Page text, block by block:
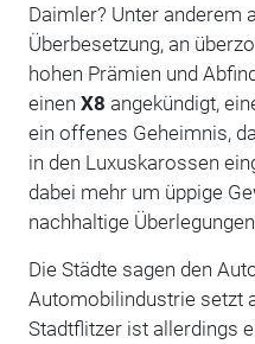
Daimler? Unter anderem
Überbesetzung, an
hohen Prämien und
einen X8 angekündigt,
ein offenes Geheimnis,
in den Luxuskarossen
dabei mehr um üppige
nachhaltige
Die Städte sagen den
Automobilindustrie setzt
Stadtflitzer ist allerdings